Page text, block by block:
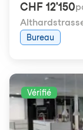
CHF 12'150
Bureau
Vérifié